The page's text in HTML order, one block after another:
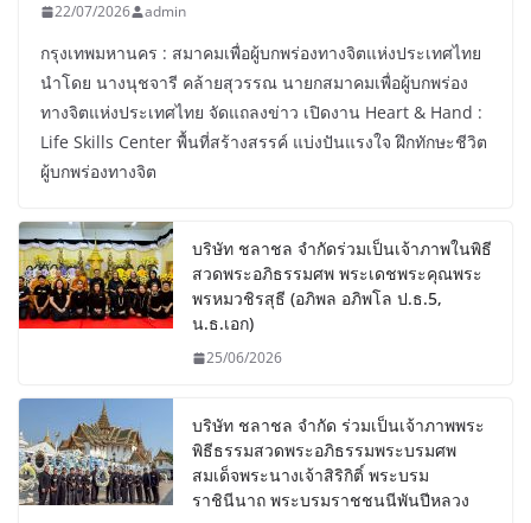
22/07/2026 admin
กรุงเทพมหานคร : สมาคมเพื่อผู้บกพร่องทางจิตแห่งประเทศไทย
นำโดย นางนุชจารี คล้ายสุวรรณ นายกสมาคมเพื่อผู้บกพร่อง
ทางจิตแห่งประเทศไทย จัดแถลงข่าว เปิดงาน Heart & Hand :
Life Skills Center พื้นที่สร้างสรรค์ แบ่งปันแรงใจ ฝึกทักษะชีวิต
ผู้บกพร่องทางจิต
บริษัท ชลาชล จำกัดร่วมเป็นเจ้าภาพในพิธี
สวดพระอภิธรรมศพ พระเดชพระคุณพระ
พรหมวชิรสุธี (อภิพล อภิพโล ป.ธ.5,
น.ธ.เอก)
25/06/2026
บริษัท ชลาชล จำกัด ร่วมเป็นเจ้าภาพพระ
พิธีธรรมสวดพระอภิธรรมพระบรมศพ
สมเด็จพระนางเจ้าสิริกิติ์ พระบรม
ราชินีนาถ พระบรมราชชนนีพันปีหลวง